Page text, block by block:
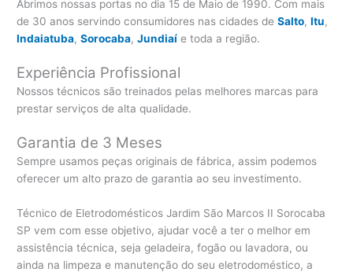
Abrimos nossas portas no dia 15 de Maio de 1990. Com mais
de 30 anos servindo consumidores nas cidades deSalto,Itu,
Indaiatuba,Sorocaba,Jundiaí e toda a região.
Experiência Profissional
Nossos técnicos são treinados pelas melhores marcas para
prestar serviços de alta qualidade.
Garantia de 3 Meses
Sempre usamos peças originais de fábrica, assim podemos
oferecer um alto prazo de garantia ao seu investimento.
Técnico de Eletrodomésticos Jardim São Marcos II Sorocaba
SP vem com esse objetivo, ajudar você a ter o melhor em
assistência técnica, seja geladeira, fogão ou lavadora, ou
ainda na limpeza e manutenção do seu eletrodoméstico, a